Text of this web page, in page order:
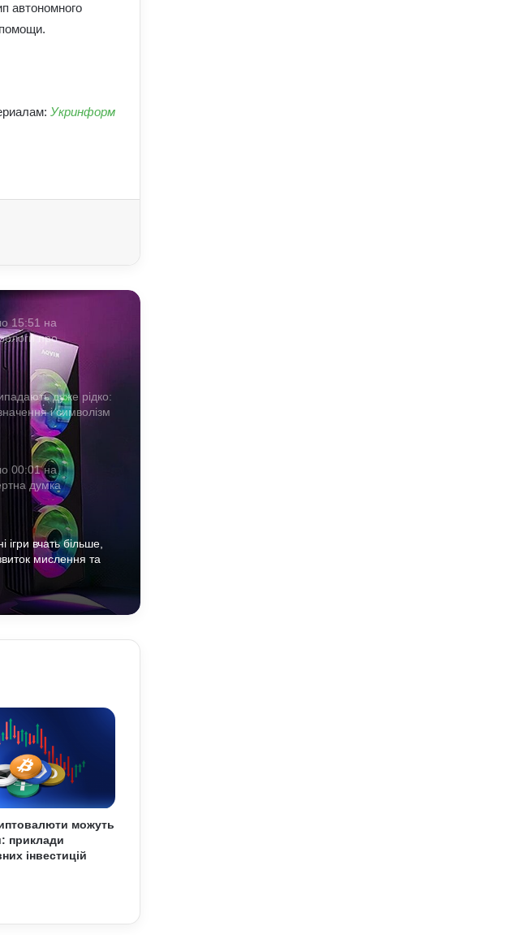
автономного
Укринформ
менше
15:51 на
про
дуже рідко:
і символізм
00:01 на
думка
ігри вчать більше,
мислення та
без лишнего
та її вплив на світ
стали поганим
провалів та втрат
менше
соцмережі: поради
за сучасні:
можуть
приклади
інвестицій